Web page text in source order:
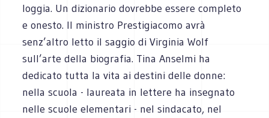
loggia. Un dizionario dovrebbe essere completo
e onesto. Il ministro Prestigiacomo avrà
senz’altro letto il saggio di Virginia Wolf
sull’arte della biografia. Tina Anselmi ha
dedicato tutta la vita ai destini delle donne:
nella scuola - laureata in lettere ha insegnato
nelle scuole elementari - nel sindacato, nel